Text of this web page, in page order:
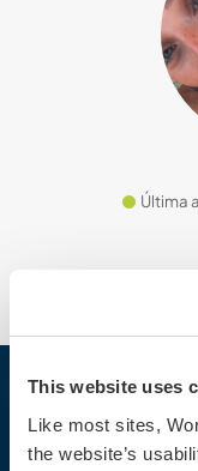
This website uses
Like most sites,
the website’s
Última
Encontrar um anfitrião